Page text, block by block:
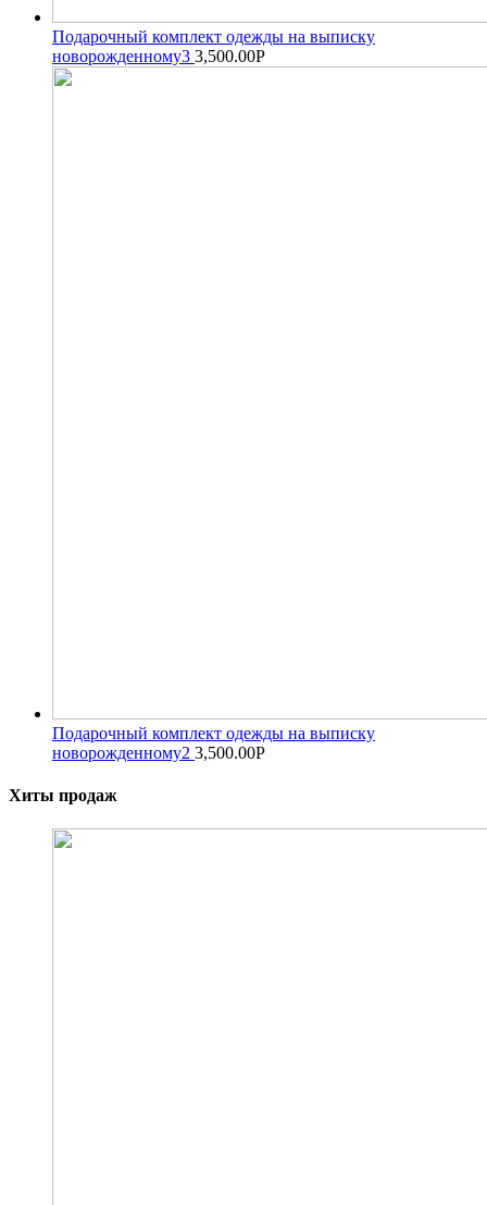
Подарочный комплект одежды на выписку
новорожденному3 3,500.00Р
Подарочный комплект одежды на выписку
новорожденному2 3,500.00Р
Хиты продаж